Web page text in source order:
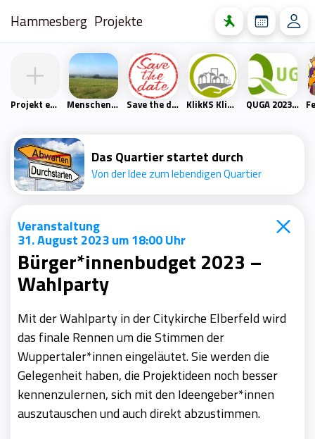
Hammesberg Projekte
Projekt erstellen Menschen- und Naturfreunde Scharpenacken Save the date KlikKS Klimaschutzprojekt QUGA 2023 – Quartiersgartenschau Heckinghausen
Das Quartier startet durch
Von der Idee zum lebendigen Quartier
Veranstaltung
31. August 2023 um 18:00 Uhr
Bürger*innenbudget 2023 –
Wahlparty
Mit der Wahlparty in der Citykirche Elberfeld wird
das finale Rennen um die Stimmen der
Wuppertaler*innen eingeläutet. Sie werden die
Gelegenheit haben, die Projektideen noch besser
kennenzulernen, sich mit den Ideengeber*innen
auszutauschen und auch direkt abzustimmen.